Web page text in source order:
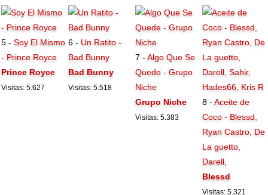
5 -Soy El Mismo
- Prince Royce
Prince Royce
Visitas: 5.627
6 - Un Ratito -
Bad Bunny
Bad Bunny
Visitas: 5.518
7 -Algo Que Se
Quede - Grupo
Niche
Grupo Niche
Visitas: 5.383
8 -Aceite de
Coco - Blessd,
Ryan Castro, De
La guetto,
Darell,
Blessd
Visitas: 5.321